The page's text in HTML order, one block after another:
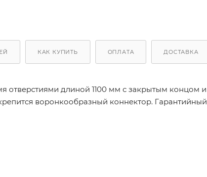
КАК КУПИТЬ ОПЛАТА ДОСТАВКА
длиной 1100 мм с закрытым концом и
воронкообразный коннектор. Гарантийный